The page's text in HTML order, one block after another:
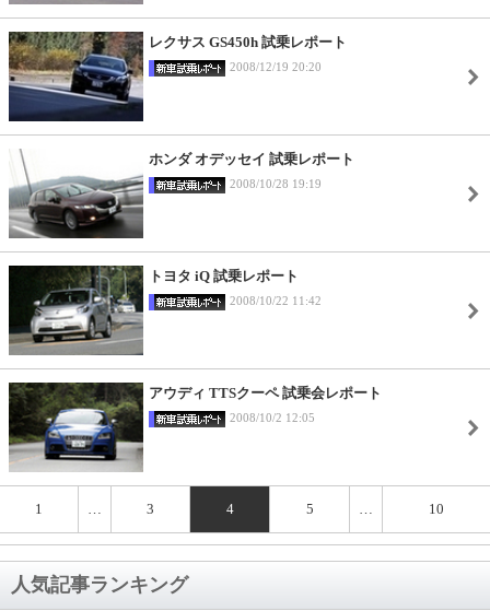
レクサス GS450h 試乗レポート
2008/12/19 20:20
ホンダ オデッセイ 試乗レポート
2008/10/28 19:19
トヨタ iQ 試乗レポート
2008/10/22 11:42
アウディ TTSクーペ 試乗会レポート
2008/10/2 12:05
1 … 3 4 5 … 10
人気記事ランキング